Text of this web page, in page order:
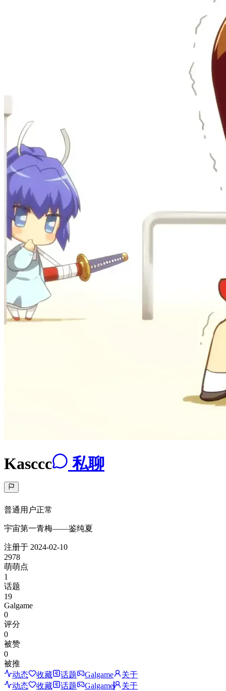
Kasccc 私聊
普通用户正常
宇宙第一青梅——鉴纯夏
注册于 2024-02-10
2978
萌萌点
1
话题
19
Galgame
0
评分
0
被赞
0
被推
动态
收藏 话题 Galgame
关于
动态
收藏 话题 Galgame 关于